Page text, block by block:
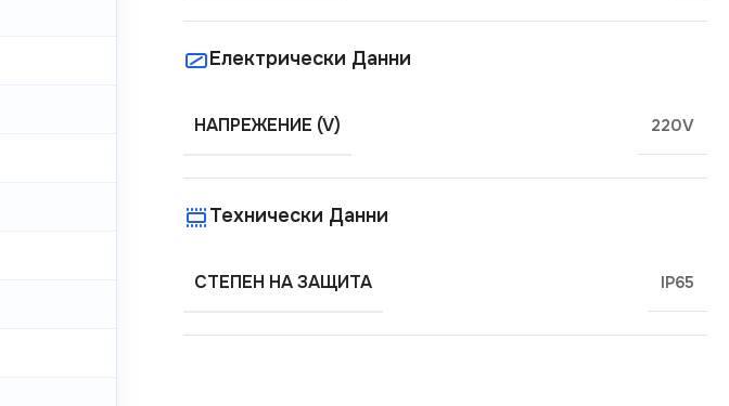
Електрически Данни
НАПРЕЖЕНИЕ (V) 220V
Технически Данни
СТЕПЕН НА ЗАЩИТА IP65